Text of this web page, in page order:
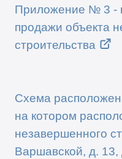
Приложение № 3 -
продажи объекта
строительства
Схема
на котором
незавершенного
Варшавской, д. 13,